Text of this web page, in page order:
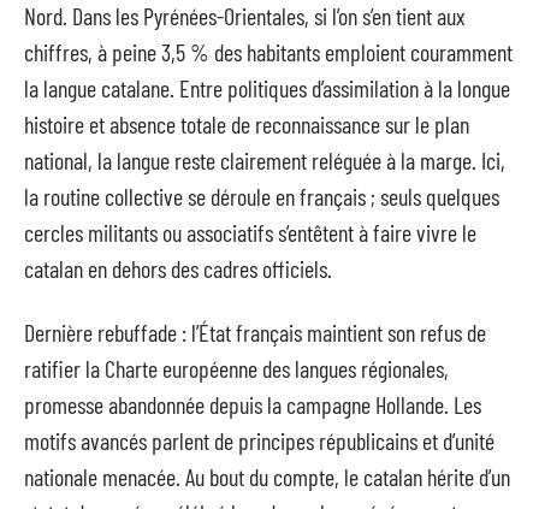
Nord. Dans les Pyrénées-Orientales, si l’on s’en tient aux
chiffres, à peine 3,5 % des habitants emploient couramment
la langue catalane. Entre politiques d’assimilation à la longue
histoire et absence totale de reconnaissance sur le plan
national, la langue reste clairement reléguée à la marge. Ici,
la routine collective se déroule en français ; seuls quelques
cercles militants ou associatifs s’entêtent à faire vivre le
catalan en dehors des cadres officiels.
Dernière rebuffade : l’État français maintient son refus de
ratifier la Charte européenne des langues régionales,
promesse abandonnée depuis la campagne Hollande. Les
motifs avancés parlent de principes républicains et d’unité
nationale menacée. Au bout du compte, le catalan hérite d’un